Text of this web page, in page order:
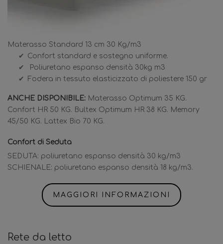
Materasso Standard 13 cm 30 Kg/m3
Confort standard e sostegno uniforme.
Poliuretano espanso densità 30kg m3
Fodera in tessuto elasticizzato di poliestere 150 gr
ANCHE DISPONIBILE: Materasso Optimum 35 KG.
Confort HR 50 KG. Bultex Optimum HR 38 KG. Memory
45/50 KG. Lattex Bio 70 KG.
Confort di Seduta
SEDUTA: poliuretano espanso densità 30 kg/m3
SCHIENALE: poliuretano espanso densità 18 kg/m3.
MAGGIORI INFORMAZIONI
Rete da letto